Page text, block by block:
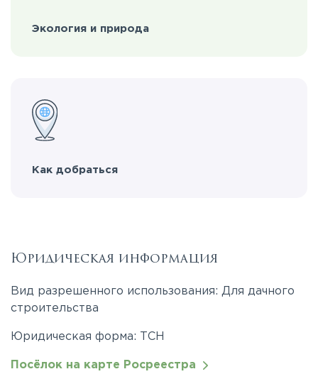
Экология и природа
Как добраться
Юридическая информация
Вид разрешенного использования: Для дачного
строительства
Юридическая форма: ТСН
Посёлок на карте Росреестра